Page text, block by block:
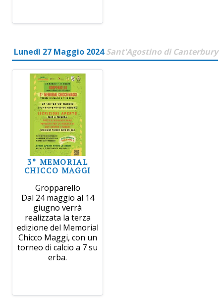
Lunedì 27 Maggio 2024 Sant'Agostino di Canterbury
3° MEMORIAL
CHICCO MAGGI
Gropparello
Dal 24 maggio al 14
giugno verrà
realizzata la terza
edizione del Memorial
Chicco Maggi, con un
torneo di calcio a 7 su
erba.